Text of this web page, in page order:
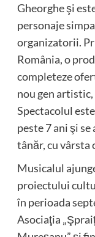
Gheorghe şi
personaje
organizatorii.
România, o
completeze
nou gen
Spectacolul
peste 7 ani şi
tânăr, cu vârsta
Musicalul
proiectului
în perioada
Asociaţia